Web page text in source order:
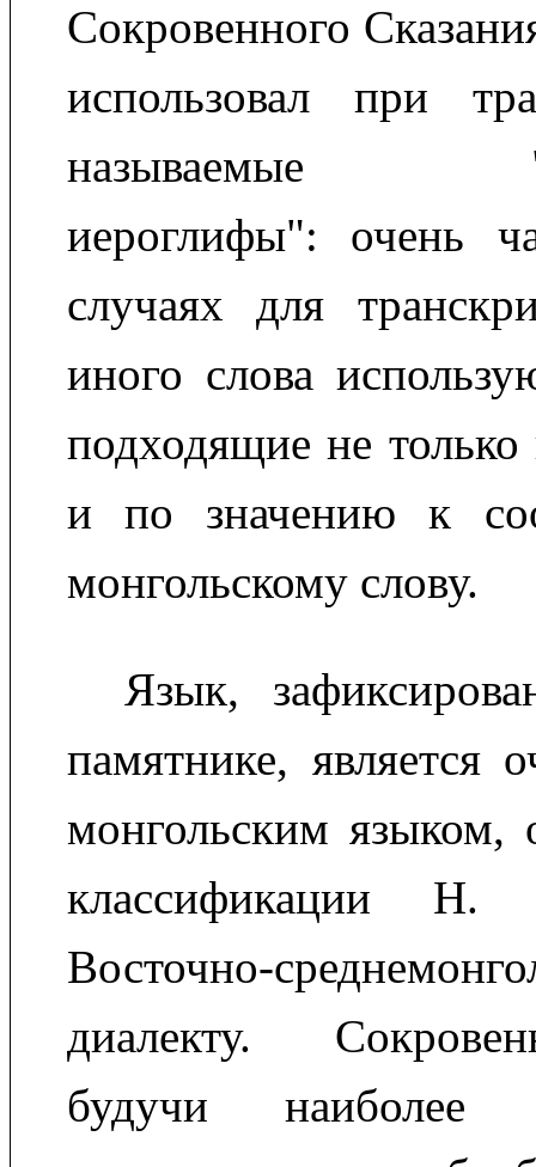
Сокровенного
использовал при
называемые
иероглифы": очень
случаях для
иного слова
подходящие не
и по значению к
монгольскому слову.
Язык,
памятнике, является
монгольским языком,
классификации
Восточно-
диалекту.
будучи